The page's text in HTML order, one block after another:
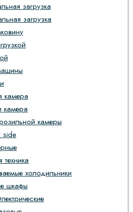
загрузка
загрузка
камера
камера
камеры
side
техника
холодильники
шкафы